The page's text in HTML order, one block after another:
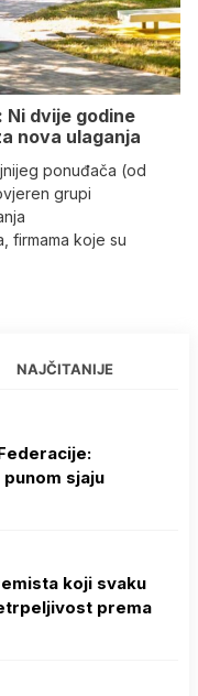
Ni dvije godine
nova ulaganja
ponuđača (od
grupi
firmama koje su
NAJČITANIJE
sjaju
koji svaku
prema